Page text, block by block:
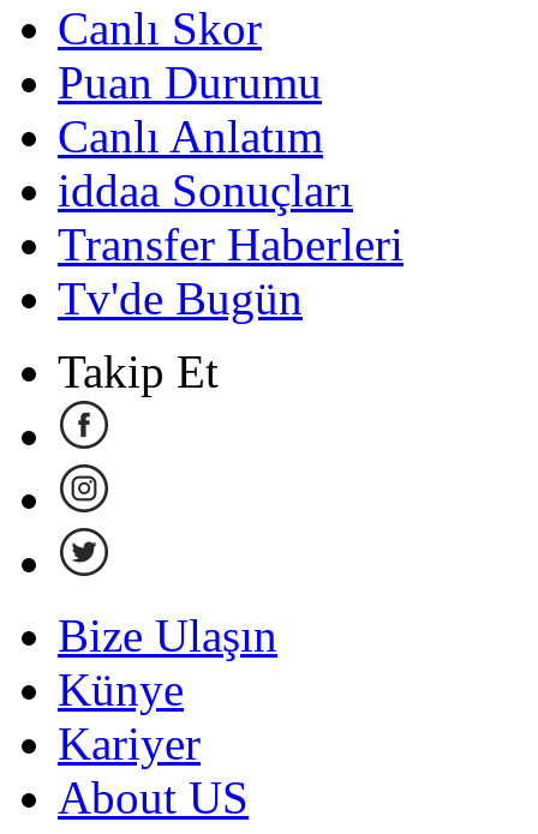
Canlı Skor
Puan Durumu
Canlı Anlatım
iddaa Sonuçları
Transfer Haberleri
Tv'de Bugün
Takip Et
Bize Ulaşın
Künye
Kariyer
About US